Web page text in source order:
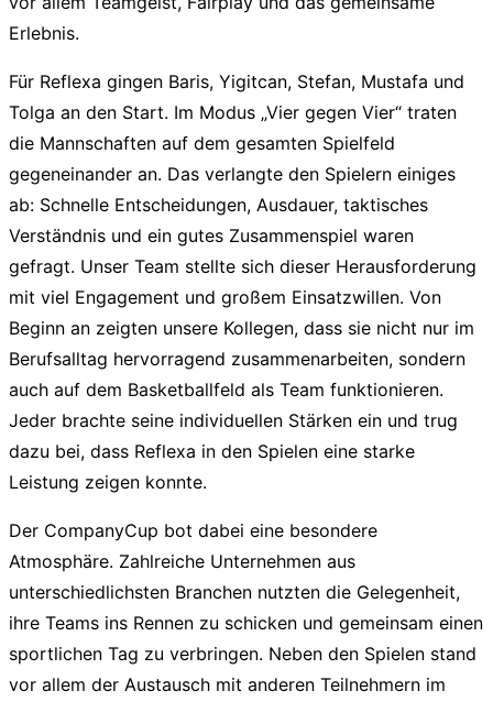
Erlebnis.
Für Reflexa gingen Baris, Yigitcan, Stefan, Mustafa und
Tolga an den Start. Im Modus „Vier gegen Vier“ traten
die Mannschaften auf dem gesamten Spielfeld
gegeneinander an. Das verlangte den Spielern einiges
ab: Schnelle Entscheidungen, Ausdauer, taktisches
Verständnis und ein gutes Zusammenspiel waren
gefragt. Unser Team stellte sich dieser Herausforderung
mit viel Engagement und großem Einsatzwillen. Von
Beginn an zeigten unsere Kollegen, dass sie nicht nur im
Berufsalltag hervorragend zusammenarbeiten, sondern
auch auf dem Basketballfeld als Team funktionieren.
Jeder brachte seine individuellen Stärken ein und trug
dazu bei, dass Reflexa in den Spielen eine starke
Leistung zeigen konnte.
Der CompanyCup bot dabei eine besondere
Atmosphäre. Zahlreiche Unternehmen aus
unterschiedlichsten Branchen nutzten die Gelegenheit,
ihre Teams ins Rennen zu schicken und gemeinsam einen
sportlichen Tag zu verbringen. Neben den Spielen stand
vor allem der Austausch mit anderen Teilnehmern im